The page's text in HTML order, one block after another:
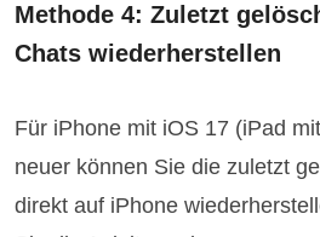
Methode 4: Zuletzt
Chats wiederherstellen
Für iPhone mit iOS 17 (iPad
neuer können Sie die zuletzt
direkt auf iPhone